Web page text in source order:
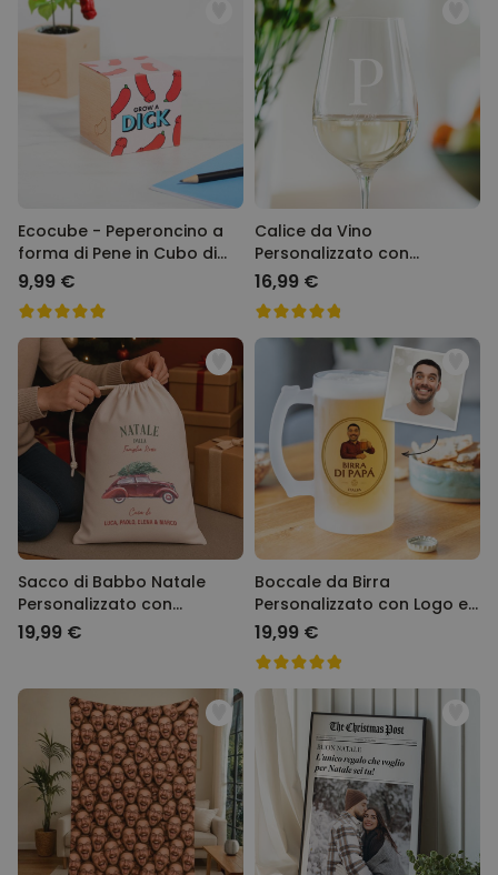
Ecocube - Peperoncino a
forma di Pene in Cubo di
Legno
9,99 €
Calice da Vino
Personalizzato con
Monogramma
16,99 €
Sacco di Babbo Natale
Personalizzato con
Illustrazione
19,99 €
Boccale da Birra
Personalizzato con Logo e
Faccia
19,99 €